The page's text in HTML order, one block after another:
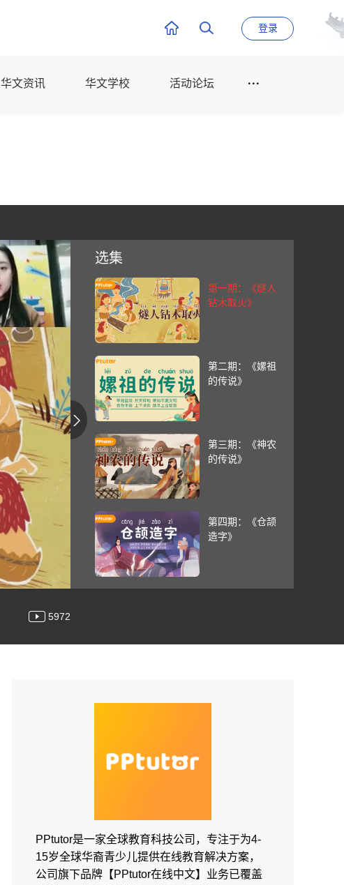
登录
华文资讯 华文学校 活动论坛
选集
第一期：《燧人
钻木取火》
第二期：《嫘祖
的传说》
第三期：《神农
的传说》
第四期：《仓颉
造字》
5972
PPtutor是一家全球教育科技公司，专注于为4-
15岁全球华裔青少儿提供在线教育解决方案，
公司旗下品牌【PPtutor在线中文】业务已覆盖